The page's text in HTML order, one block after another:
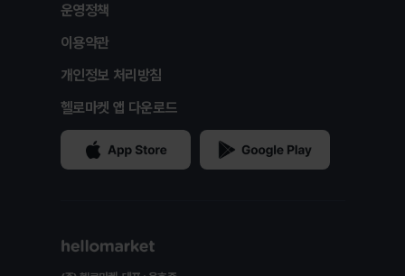
운영정책
이용약관
개인정보 처리방침
헬로마켓 앱 다운로드